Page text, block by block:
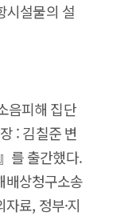
시설물의 설
음피해 집단
: 김칠준 변
를 출간했다.
배상청구소송
료, 정부·지